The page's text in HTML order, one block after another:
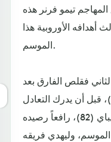
تيمو فرنر هذه
(33)، في ثالث أهدافه الأوروبية هذا
الموسم.
فقلص الفارق بعد
تسديدة بينية من حسام عوار (50)، قبل أن يدرك التعادل
بفضل مهاجمه الهولندي ممفيس ديباي (82)، رافعاً رصيده
وليهدي فريقه